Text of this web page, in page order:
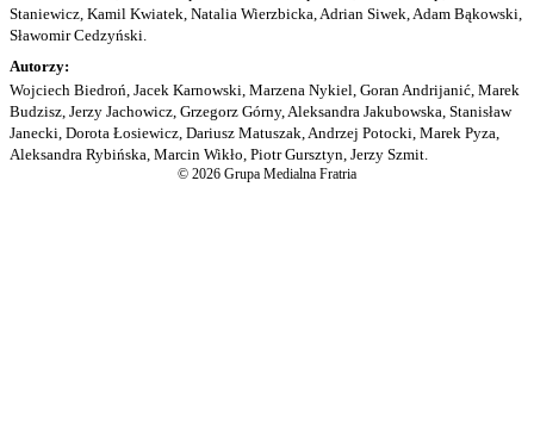
Staniewicz, Kamil Kwiatek, Natalia Wierzbicka, Adrian Siwek, Adam Bąkowski,
Sławomir Cedzyński.
Autorzy:
Wojciech Biedroń, Jacek Karnowski, Marzena Nykiel, Goran Andrijanić, Marek
Budzisz, Jerzy Jachowicz, Grzegorz Górny, Aleksandra Jakubowska, Stanisław
Janecki, Dorota Łosiewicz, Dariusz Matuszak, Andrzej Potocki, Marek Pyza,
Aleksandra Rybińska, Marcin Wikło, Piotr Gursztyn, Jerzy Szmit.
© 2026 Grupa Medialna Fratria